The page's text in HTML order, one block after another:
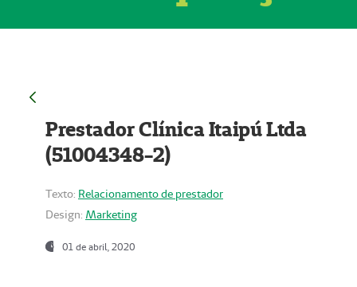
Prestador Clínica Itaipú Ltda
(51004348-2)
Texto: Relacionamento de prestador
Design: Marketing
01 de abril, 2020